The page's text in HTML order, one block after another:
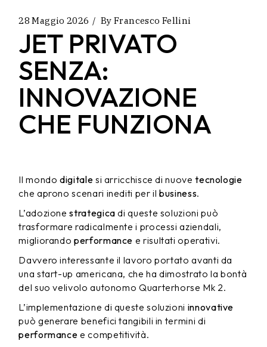
28 Maggio 2026 By Francesco Fellini
JET PRIVATO
SENZA:
INNOVAZIONE
CHE FUNZIONA
Il mondodigitale si arricchisce di nuovetecnologie
che aprono scenari inediti per ilbusiness.
L’adozionestrategica di queste soluzioni può
trasformare radicalmente i processi aziendali,
migliorandoperformance e risultati operativi.
Davvero interessante il lavoro portato avanti da
una start-up americana, che ha dimostrato la bontà
del suo velivolo autonomo Quarterhorse Mk 2.
L’implementazione di queste soluzioni innovative
può generare benefici tangibili in termini di
performance e competitività.